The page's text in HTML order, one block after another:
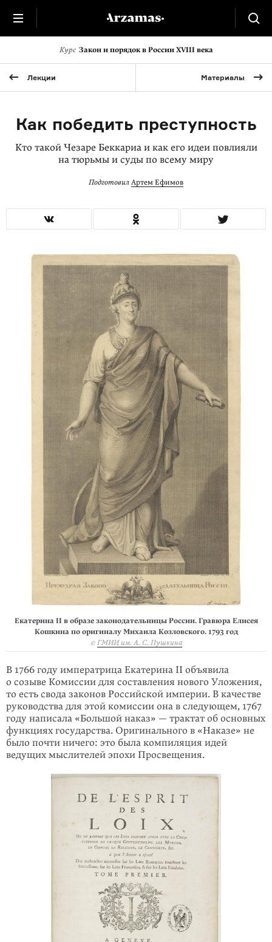
Курс Закон и порядок в России XVIII века
Лекции Материалы
Как победить преступность
Кто такой Чезаре Беккариа и как его идеи повлияли
на тюрьмы и суды по всему миру
Подготовил Артем Ефимов
Екатерина II в образе законодательницы России. Гравюра Елисея
Кошкина по оригиналу Михаила Козловского. 1793 год
© ГМИИ им. А. С. Пушкина
В 1766 году императрица Екатерина II объявила
о созыве Комиссии для составления нового Уложения,
то есть свода законов Российской империи. В качестве
руководства для этой комиссии она в следующем, 1767
году написала «Большой наказ» — трактат об основных
функциях государства. Оригинального в «Наказе» не
было почти ничего: это была компиляция идей
ведущих мыслителей эпохи Просвещения.